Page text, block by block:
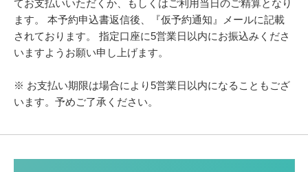
てお支払いいただくか、
もしくはご利用当日のご精算となり
ます。
本予約申込書返信後、『仮予約通知』メールに記載
されております。
指定口座に5営業日以内にお振込みくださ
いますようお願い申し上げます。
※ お支払い期限は場合により5営業日以内になることもござ
います。予めご了承ください。